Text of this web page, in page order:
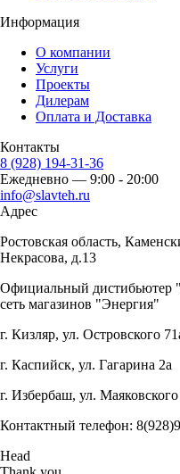
Информация
О компании
Услуги
Проекты
Дилерам
Оплата и Доставка
Контакты
8 (928) 194-31-36
Ежедневно — 9:00 - 20:00
info@slavteh.ru
Адрес
Ростовская область,
Некрасова, д.13
Официальный дистибьютер
сеть магазинов "Энергия"
г. Кизляр, ул. Островского
г. Каспийск, ул. Гагарина 2а
г. Избербаш, ул.
Контактный телефон:
Head